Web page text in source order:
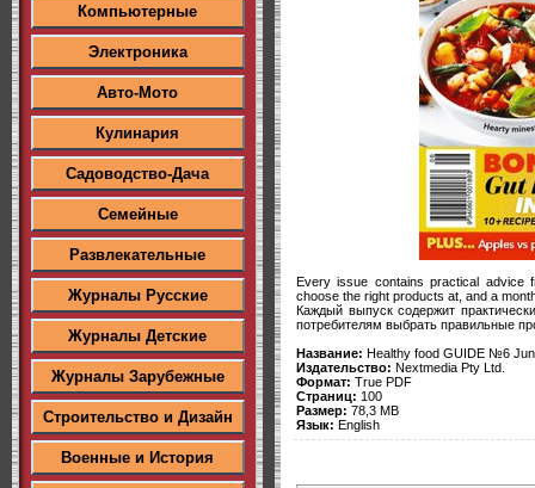
Компьютерные
Электроника
Авто-Мото
Кулинария
Садоводство-Дача
Семейные
Развлекательные
Журналы Русские
Журналы Детские
Журналы Зарубежные
Строительство и Дизайн
Военные и История
Every issue contains practical advice
choose the right products at, and a
Каждый выпуск содержит
потребителям выбрать правильные
Название: Healthy food GUIDE №6
Издательство: Nextmedia Pty Ltd.
Формат: True PDF
Страниц: 100
Размер: 78,3 MB
Язык: English